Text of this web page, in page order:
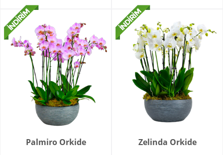
Palmiro Orkide Zelinda Orkide